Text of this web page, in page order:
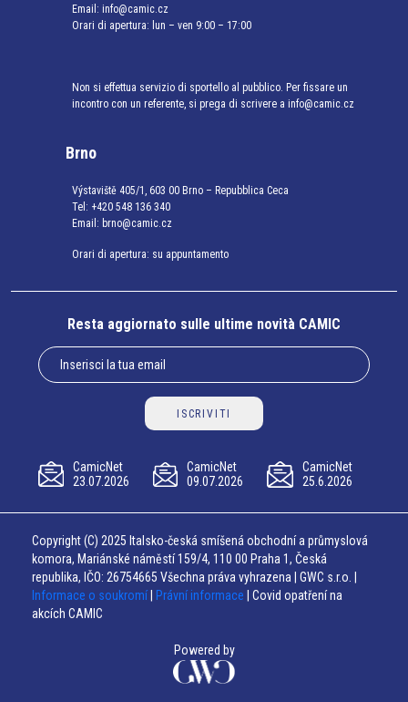
Email: info@camic.cz
Orari di apertura: lun – ven 9:00 – 17:00
Non si effettua servizio di sportello al pubblico. Per fissare un
incontro con un referente, si prega di scrivere a info@camic.cz
Brno
Výstaviště 405/1, 603 00 Brno – Repubblica Ceca
Tel: +420 548 136 340
Email: brno@camic.cz
Orari di apertura: su appuntamento
Resta aggiornato sulle ultime novità CAMIC
ISCRIVITI
CamicNet
23.07.2026
CamicNet
09.07.2026
CamicNet
25.6.2026
Copyright (C) 2025 Italsko-česká smíšená obchodní a průmyslová
komora, Mariánské náměstí 159/4, 110 00 Praha 1, Česká
republika, IČO: 26754665 Všechna práva vyhrazena | GWC s.r.o. |
Informace o soukromí
Právní informace | Covid opatření na
akcích CAMIC
Powered by